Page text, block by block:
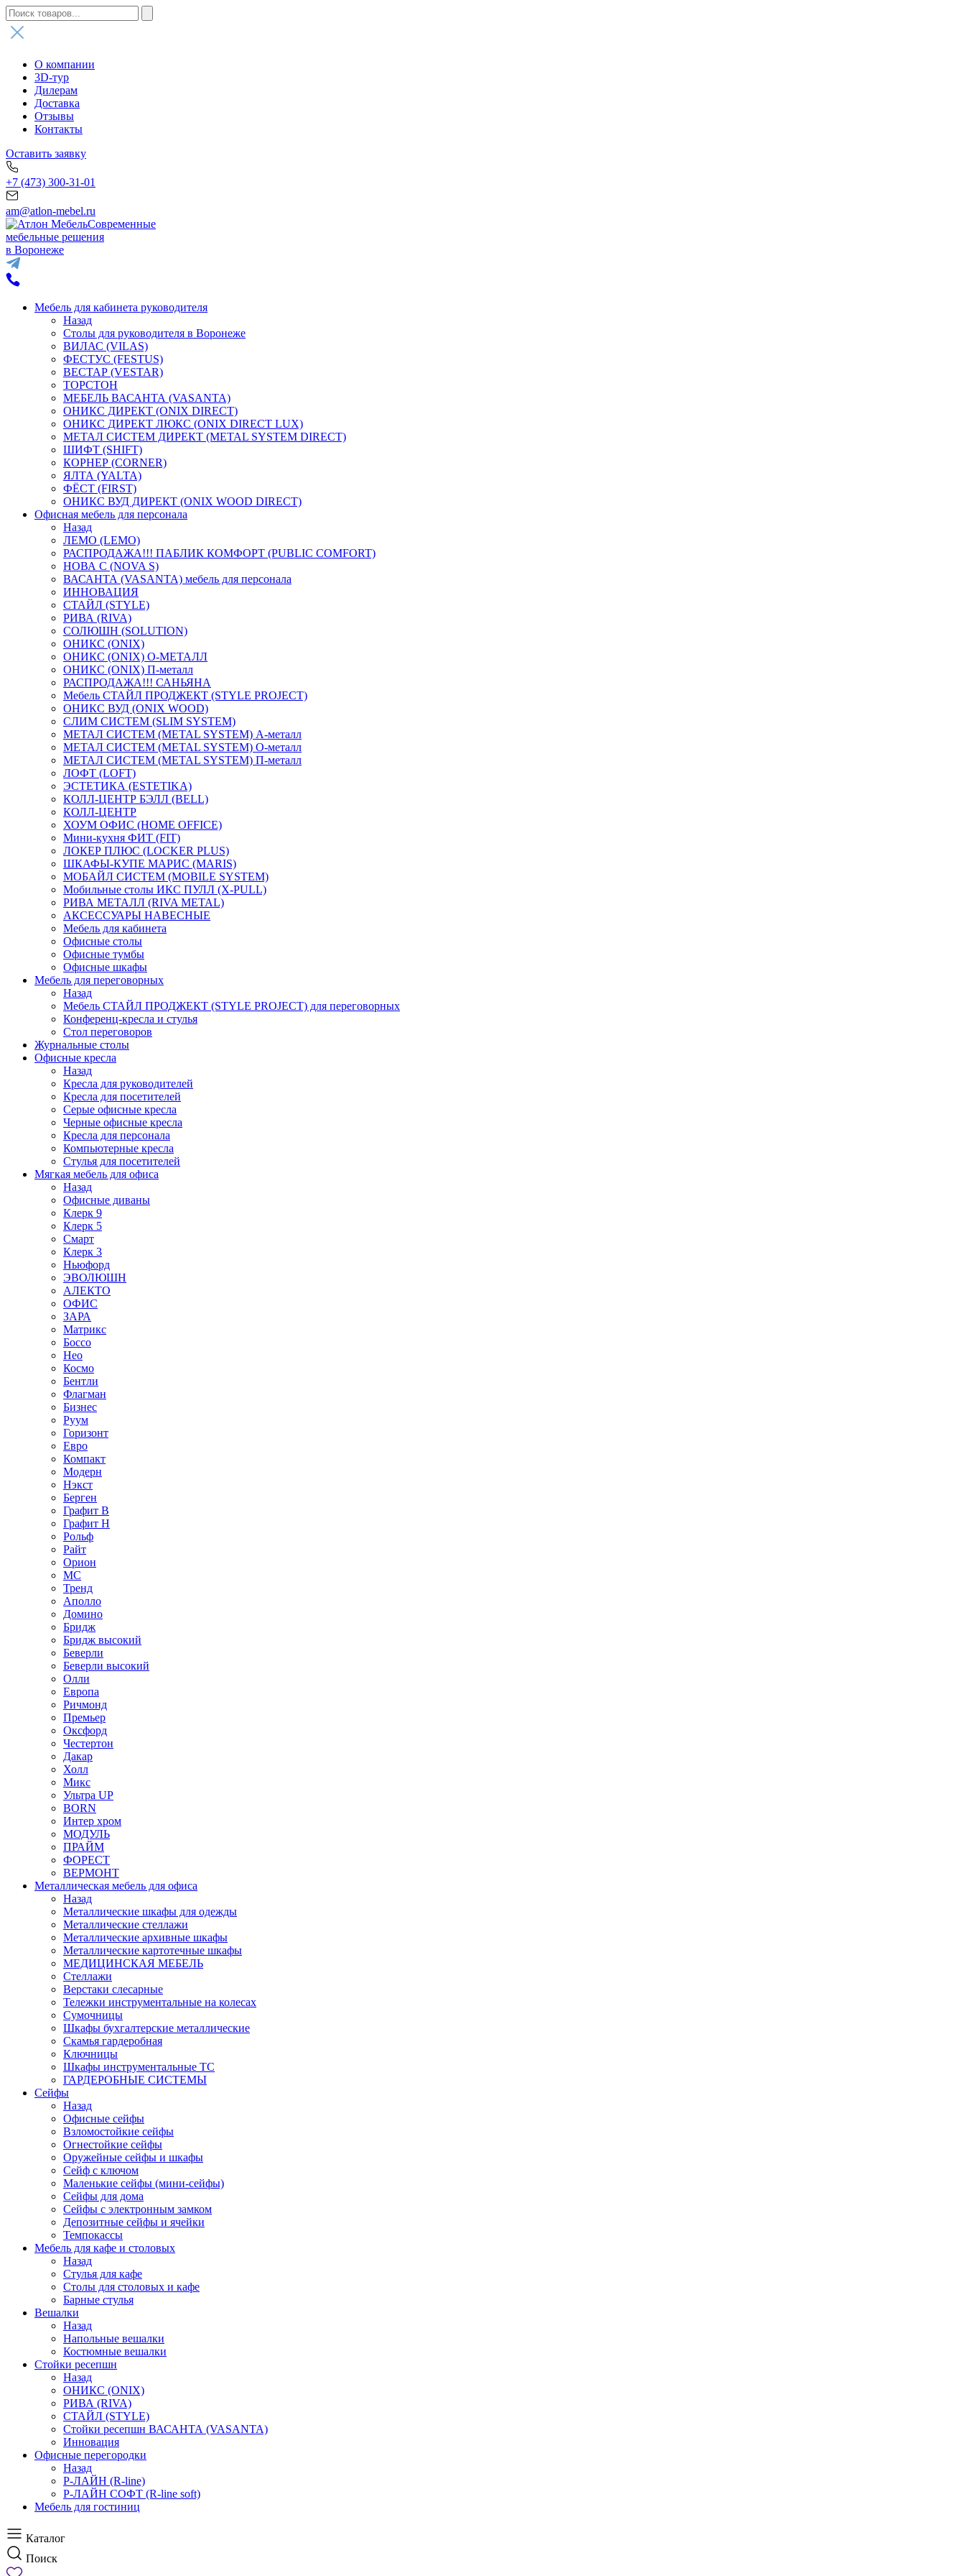
О компании
3D-тур
Дилерам
Доставка
Отзывы
Контакты
Оставить заявку
+7 (473) 300-31-01
am@atlon-mebel.ru
Современные
мебельные решения
в Воронеже
Мебель для кабинета руководителя
Назад
Столы для руководителя в Воронеже
ВИЛАС (VILAS)
ФЕСТУС (FESTUS)
ВЕСТАР (VESTAR)
ТОРСТОН
МЕБЕЛЬ ВАСАНТА (VASANTA)
ОНИКС ДИРЕКТ (ONIX DIRECT)
ОНИКС ДИРЕКТ ЛЮКС (ONIX DIRECT LUX)
МЕТАЛ СИСТЕМ ДИРЕКТ (METAL SYSTEM DIRECT)
ШИФТ (SHIFT)
КОРНЕР (CORNER)
ЯЛТА (YALTA)
ФЁСТ (FIRST)
ОНИКС ВУД ДИРЕКТ (ONIX WOOD DIRECT)
Офисная мебель для персонала
Назад
ЛЕМО (LEMO)
РАСПРОДАЖА!!! ПАБЛИК КОМФОРТ (PUBLIC COMFORT)
НОВА С (NOVA S)
ВАСАНТА (VASANTA) мебель для персонала
ИННОВАЦИЯ
СТАЙЛ (STYLE)
РИВА (RIVA)
СОЛЮШН (SOLUTION)
ОНИКС (ONIX)
ОНИКС (ONIX) O-МЕТАЛЛ
ОНИКС (ONIX) П-металл
РАСПРОДАЖА!!! САНЬЯНА
Мебель СТАЙЛ ПРОДЖЕКТ (STYLE PROJECT)
ОНИКС ВУД (ONIX WOOD)
СЛИМ СИСТЕМ (SLIM SYSTEM)
МЕТАЛ СИСТЕМ (METAL SYSTEM) А-металл
МЕТАЛ СИСТЕМ (METAL SYSTEM) О-металл
МЕТАЛ СИСТЕМ (METAL SYSTEM) П-металл
ЛОФТ (LOFT)
ЭСТЕТИКА (ESTETIKA)
КОЛЛ-ЦЕНТР БЭЛЛ (BELL)
КОЛЛ-ЦЕНТР
ХОУМ ОФИС (HOME OFFICE)
Мини-кухня ФИТ (FIT)
ЛОКЕР ПЛЮС (LOCKER PLUS)
ШКАФЫ-КУПЕ МАРИС (MARIS)
МОБАЙЛ СИСТЕМ (MOBILE SYSTEM)
Мобильные столы ИКС ПУЛЛ (X-PULL)
РИВА МЕТАЛЛ (RIVA METAL)
АКСЕССУАРЫ НАВЕСНЫЕ
Мебель для кабинета
Офисные столы
Офисные тумбы
Офисные шкафы
Мебель для переговорных
Назад
Мебель СТАЙЛ ПРОДЖЕКТ (STYLE PROJECT) для переговорных
Конференц-кресла и стулья
Стол переговоров
Журнальные столы
Офисные кресла
Назад
Кресла для руководителей
Кресла для посетителей
Серые офисные кресла
Черные офисные кресла
Кресла для персонала
Компьютерные кресла
Стулья для посетителей
Мягкая мебель для офиса
Назад
Офисные диваны
Клерк 9
Клерк 5
Смарт
Клерк 3
Ньюфорд
ЭВОЛЮШН
АЛЕКТО
ОФИС
ЗАРА
Матрикс
Боссо
Нео
Космо
Бентли
Флагман
Бизнес
Руум
Горизонт
Евро
Компакт
Модерн
Нэкст
Берген
Графит В
Графит Н
Рольф
Райт
Орион
МС
Тренд
Аполло
Домино
Бридж
Бридж высокий
Беверли
Беверли высокий
Олли
Европа
Ричмонд
Премьер
Оксфорд
Честертон
Дакар
Холл
Микс
Ультра UP
BORN
Интер хром
МОДУЛЬ
ПРАЙМ
ФОРЕСТ
ВЕРМОНТ
Металлическая мебель для офиса
Назад
Металлические шкафы для одежды
Металлические стеллажи
Металлические архивные шкафы
Металлические картотечные шкафы
МЕДИЦИНСКАЯ МЕБЕЛЬ
Стеллажи
Верстаки слесарные
Тележки инструментальные на колесах
Сумочницы
Шкафы бухгалтерские металлические
Скамья гардеробная
Ключницы
Шкафы инструментальные ТС
ГАРДЕРОБНЫЕ СИСТЕМЫ
Сейфы
Назад
Офисные сейфы
Взломостойкие сейфы
Огнестойкие сейфы
Оружейные сейфы и шкафы
Сейф с ключом
Маленькие сейфы (мини-сейфы)
Сейфы для дома
Сейфы с электронным замком
Депозитные сейфы и ячейки
Темпокассы
Мебель для кафе и столовых
Назад
Стулья для кафе
Столы для столовых и кафе
Барные стулья
Вешалки
Назад
Напольные вешалки
Костюмные вешалки
Стойки ресепшн
Назад
ОНИКС (ONIX)
РИВА (RIVA)
СТАЙЛ (STYLE)
Стойки ресепшн ВАСАНТА (VASANTA)
Инновация
Офисные перегородки
Назад
Р-ЛАЙН (R-line)
Р-ЛАЙН СОФТ (R-line soft)
Мебель для гостиниц
Каталог
Поиск